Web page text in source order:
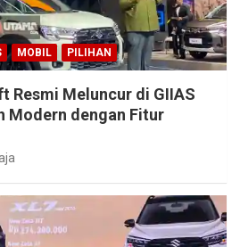
MOBIL PILIHAN
Resmi Meluncur di GIIAS
Modern dengan Fitur